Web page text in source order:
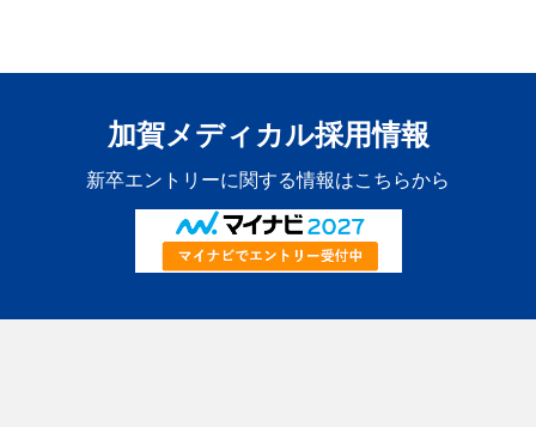
加賀メディカル採用情報
新卒エントリーに関する情報はこちらから